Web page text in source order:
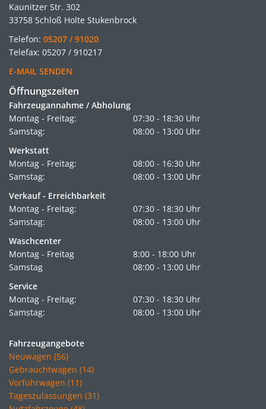
Kaunitzer Str. 302
33758 Schloß Holte Stukenbrock
Telefon: 05207 / 91020
Telefax: 05207 / 910217
E-MAIL SENDEN
Öffnungszeiten
Fahrzeugannahme / Abholung
Montag - Freitag:
07:30 - 18:30 Uhr
Samstag:
08:00 - 13:00 Uhr
Werkstatt
Montag - Freitag:
08:00 - 16:30 Uhr
Samstag:
08:00 - 13:00 Uhr
Verkauf - Erreichbarkeit
Montag - Freitag:
07:30 - 18:30 Uhr
Samstag:
08:00 - 13:00 Uhr
Waschcenter
Montag - Freitag
8:00 - 18:00 Uhr
Samstag
08:00 - 13:00 Uhr
Service
Montag - Freitag:
07:30 - 18:30 Uhr
Samstag:
08:00 - 13:00 Uhr
Fahrzeugangebote
Neuwagen (56)
Gebrauchtwagen (14)
Vorführwagen (11)
Tageszulassungen (31)